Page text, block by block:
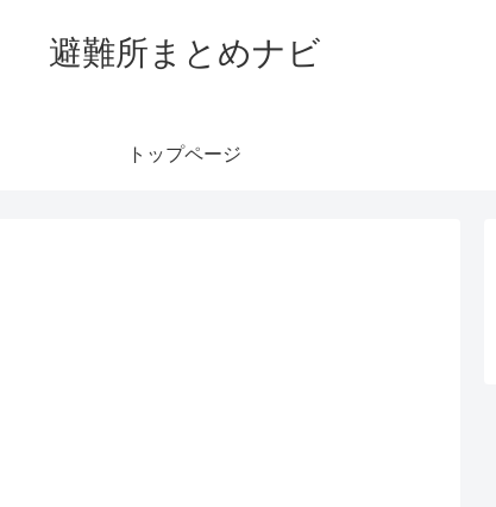
避難所まとめナビ
トップページ